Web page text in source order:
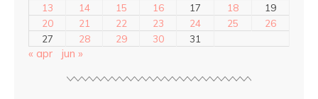
13
14 15 16 17 18
19
20
21 22 23 24 25
26
27
28 29 30 31
« apr jun »